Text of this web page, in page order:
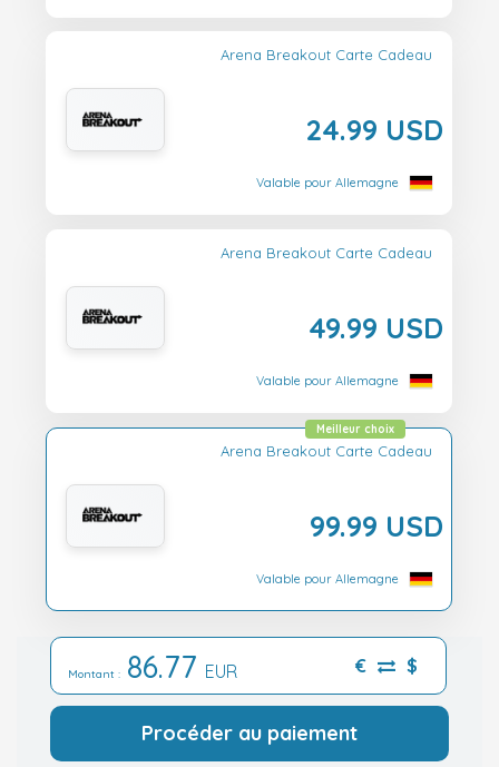
Arena Breakout Carte Cadeau
24.99 USD
Valable pour Allemagne
Arena Breakout Carte Cadeau
49.99 USD
Valable pour Allemagne
Arena Breakout Carte Cadeau
99.99 USD
Meilleur choix
Valable pour Allemagne
Montant : 86.77 EUR € $
Procéder au paiement